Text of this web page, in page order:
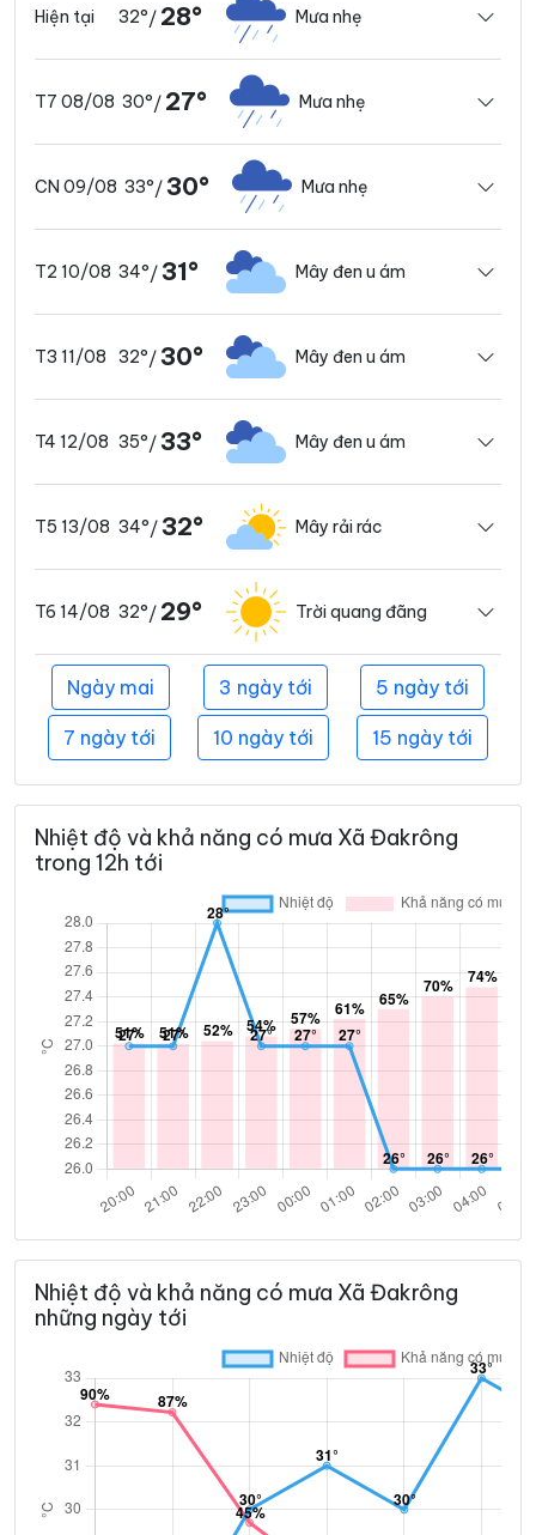
Hiện tại 32°/ 28° Mưa nhẹ
T7 08/08 30°/ 27° Mưa nhẹ
CN 09/08 33°/ 30° Mưa nhẹ
T2 10/08 34°/ 31° Mây đen u ám
T3 11/08 32°/ 30° Mây đen u ám
T4 12/08 35°/ 33° Mây đen u ám
T5 13/08 34°/ 32° Mây rải rác
T6 14/08 32°/ 29° Trời quang đãng
Ngày mai 3 ngày tới 5 ngày tới
7 ngày tới 10 ngày tới 15 ngày tới
Nhiệt độ và khả năng có mưa Xã Đakrông
trong 12h tới
Nhiệt độ và khả năng có mưa Xã Đakrông
những ngày tới